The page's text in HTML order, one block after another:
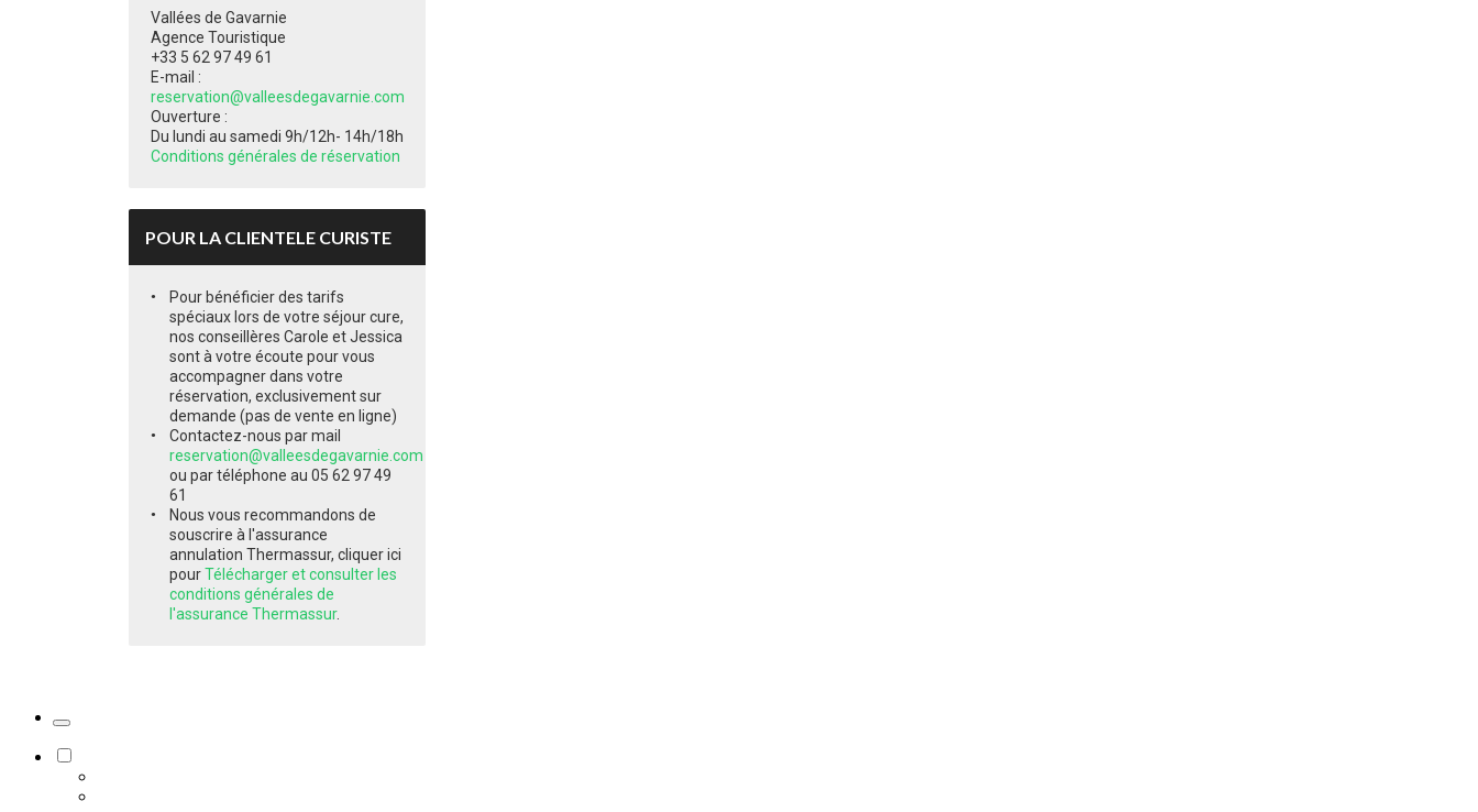
Vallées de Gavarnie
Agence Touristique
+33 5 62 97 49 61
E-mail :
reservation@valleesdegavarnie.com
Ouverture :
Du lundi au samedi 9h/12h- 14h/18h
Conditions générales de réservation
POUR LA CLIENTELE CURISTE
Pour bénéficier des tarifs
spéciaux lors de votre séjour cure,
nos conseillères Carole et Jessica
sont à votre écoute pour vous
accompagner dans votre
réservation, exclusivement sur
demande (pas de vente en ligne)
Contactez-nous par mail
reservation@valleesdegavarnie.com
ou par téléphone au 05 62 97 49
61
Nous vous recommandons de
souscrire à l'assurance
annulation Thermassur, cliquer ici
pourTélécharger et consulter les
conditions générales de
l'assurance Thermassur.